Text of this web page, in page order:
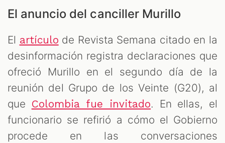
El anuncio del canciller Murillo
El artículo de Revista Semana citado en la
desinformación registra declaraciones que
ofreció Murillo en el segundo día de la
reunión del Grupo de los Veinte (G20), al
que Colombia fue invitado. En ellas, el
funcionario se refirió a cómo el Gobierno
procede en las conversaciones